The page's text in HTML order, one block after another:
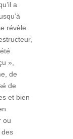
a
révèle
»,
de
de
et bien
ou
des